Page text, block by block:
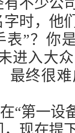
不少公
时，他
”？你
进入大
最终很
“第一设